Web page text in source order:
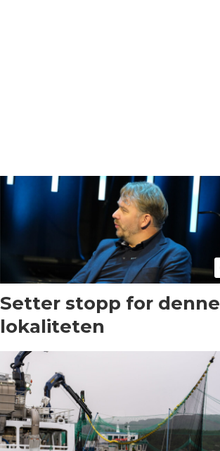
Setter stopp for denne
lokaliteten